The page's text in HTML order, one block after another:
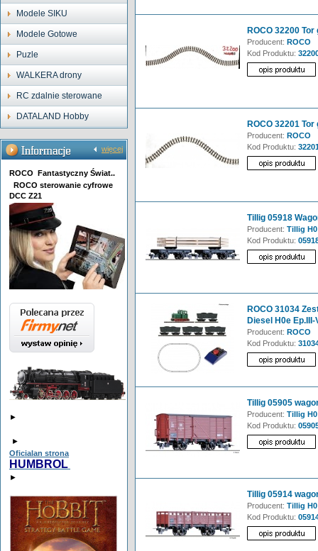
Modele SIKU
Modele Gotowe
Puzle
WALKERA drony
RC zdalnie sterowane
DATALAND Hobby
więcej
ROCO Fantastyczny Świat..
ROCO sterowanie cyfrowe
DCC Z21
►
►
Oficialan strona
HUMBROL
►
ROCO 32200
Producent: ROCO
Kod Produktu:
ROCO 32201
Producent: ROCO
Kod Produktu:
Tillig 05918
Producent: Tillig H0
Kod Produktu:
ROCO 31034
Diesel H0e Ep.III-
Producent: ROCO
Kod Produktu:
Tillig 05905
Producent: Tillig H0
Kod Produktu:
Tillig 05914
Producent: Tillig H0
Kod Produktu: